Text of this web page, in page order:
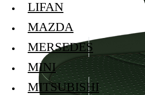
LIFAN
MAZDA
MERSEDES
MINI
MITSUBISHI